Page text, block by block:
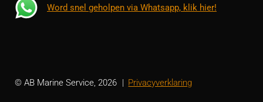
Word snel geholpen via Whatsapp, klik hier!
© AB Marine Service, 2026 Privacyverklaring